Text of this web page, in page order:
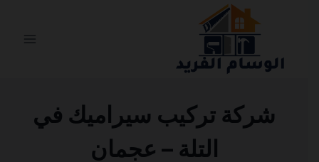
شركة تركيب سيراميك في
التلة – عجمان